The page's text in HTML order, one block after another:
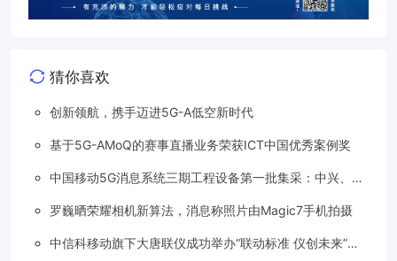
猜你喜欢
创新领航，携手迈进5G-A低空新时代
基于5G-AMoQ的赛事直播业务荣获ICT中国优秀案例奖
中国移动5G消息系统三期工程设备第一批集采：中兴、华
罗巍晒荣耀相机新算法，消息称照片由Magic7手机拍摄
中信科移动旗下大唐联仪成功举办“联动标准 仪创未来”车